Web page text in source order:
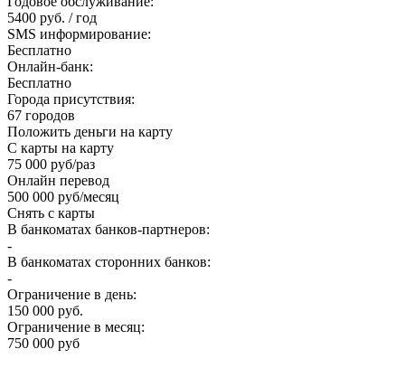
5400 руб. / год
SMS информирование:
Бесплатно
Онлайн-банк:
Бесплатно
Города присутствия:
67 городов
Положить деньги на карту
С карты на карту
75 000 руб/раз
Онлайн перевод
500 000 руб/месяц
Снять с карты
В банкоматах банков-партнеров:
-
В банкоматах сторонних банков:
-
Ограничение в день:
150 000 руб.
Ограничение в месяц:
750 000 руб